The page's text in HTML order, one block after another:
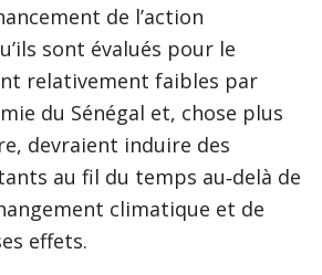
de l’action
sont évalués pour le
relativement faibles par
du Sénégal et, chose plus
devraient induire des
au fil du temps au‑delà de
climatique et de
effets.